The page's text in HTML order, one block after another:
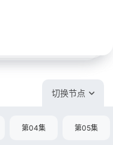
切换节点
第04集 第05集